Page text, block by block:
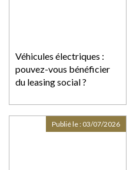
Véhicules électriques :
pouvez-vous bénéficier
du leasing social ?
Publié le : 03/07/2026